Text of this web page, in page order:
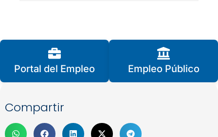
Portal del Empleo Empleo Público
Compartir